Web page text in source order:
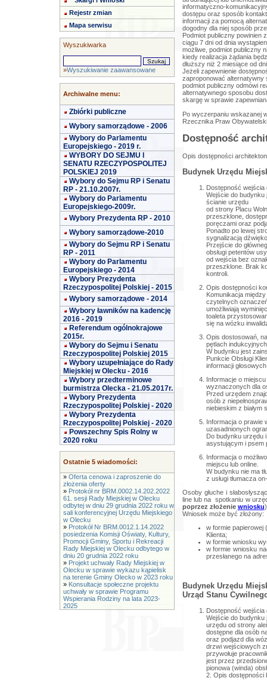
Rejestr zmian
Mapa serwisu
Wyszukiwarka
»Wyszukiwanie zaawansowane
Archiwalne menu:
Zbiórki publiczne
Wybory samorządowe - 2006
Wybory do Parlamentu
Europejskiego - 2019 r.
WYBORY DO SEJMU I
SENATU RZECZYPOSPOLITEJ
POLSKIEJ 2019
Wybory do Sejmu RP i Senatu
RP - 21.10.2007r.
Wybory do Parlamentu
Europejskiego-2009r.
Wybory Prezydenta RP - 2010
Wybory samorządowe-2010
Wybory do Sejmu RP i Senatu
RP - 2011
Wybory do Parlamentu
Europejskiego - 2014
Wybory Prezydenta
Rzeczypospolitej Polskiej - 2015
Wybory samorządowe - 2014
Wybory ławników na kadencję
2016 - 2019
Referendum ogólnokrajowe
2015r.
Wybory do Sejmu i Senatu
Rzeczypospolitej Polskiej 2015
Wybory uzupełniające do Rady
Miejskiej w Olecku - 2016
Wybory przedterminowe
burmistrza Olecka - 21.05.2017r.
Wybory Prezydenta
Rzeczypospolitej Polskiej - 2020
Wybory Prezydenta
Rzeczypospolitej Polskiej - 2020
Powszechny Spis Rolny w
2020 roku
Ostatnie 5 wiadomości:
» Oferta cenowa i zaproszenie do
złożenia oferty
» Protokół nr BRM.0002.14.202.2022
61. sesji Rady Miejskiej w Olecku
odbytej w dniu 29 grudnia 2022 roku w
sali konferencyjnej Urzędu Miejskiego
w Olecku
» Protokół Nr BRM.0012.1.14.2022
posiedzenia Komisji Oświaty, Kultury,
Promocji Gminy, Sportu i Rekreacji
Rady Miejskiej w Olecku odbytego w
dniu 20 grudnia 2022 roku
» Projekt uchwały Rady Miejskiej w
Olecku w sprawie wykazu kąpielisk
na terenie Gminy Olecko w 2023 roku
» Konsultacje społeczne projektu
uchwały w sprawie Programu
Wspierania Rodziny na lata 2023-
2025
informatyczno-
dostępu oraz sposób
informacji za pomocą
dogodny dla niej sposób
Podmiot publiczny powinien
ciągu 7 dni od dnia
możliwe, podmiot publiczny
kiedy realizacja żądania
dłuższy niż 2 miesiące od
Jeżeli zapewnienie
zaproponować alternatywny
podmiot publiczny odmówi
alternatywnego sposobu
skargę w sprawie
Po wyczerpaniu wskazanej
Rzecznika Praw
Dostępność
Opis dostępności
Budynek Urzędu
Dostępność
Wejście do budynku
ścianie urzędu
od strony Placu
przeszklone,
poręczami oraz
Ponadto po lewej
sygnalizacją
Przejście do
obsługi petentów
od wejścia bez
przeszklone. Brak
kontroli.
Opis dostępności
Komunikacja
czytelnych
umożliwiają
toaleta
się na wózku
Opis dostosowań,
pętlach
W budynku jest
Punkcie Obsługi
informacji
Informacje o
wyznaczonych dla
Przed urzędem
osób z
niebieskim z białym
Informacja o prawie
uzasadnionych
Do budynku urzędu
asystującym i psem
Informacja o
miejscu lub online.
W budynku nie ma
z usługi tłumacza
Osoby głuche i
line lub na spotkaniu w
poprzez złożenie wniosku
Wniosek może być złożony:
w formie papierowej
Klienta;
w formie wniosku
w formie wniosku
przesłanego na
Budynek Urzędu
Urząd Stanu
Dostępność
Wejście do budynku
urzędu od strony
dostępne dla osób
oraz podjazd dla
drzwi wejściowych
przywołuje
jest przez
pionowa (winda)
2. Opis dostępności